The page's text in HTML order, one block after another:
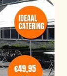
€49,95